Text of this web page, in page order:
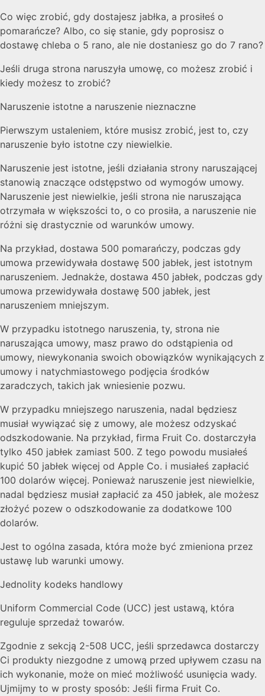
Co więc zrobić, gdy dostajesz jabłka, a prosiłeś o
pomarańcze? Albo, co się stanie, gdy poprosisz o
dostawę chleba o 5 rano, ale nie dostaniesz go do 7 rano?
Jeśli druga strona naruszyła umowę, co możesz zrobić i
kiedy możesz to zrobić?
Naruszenie istotne a naruszenie nieznaczne
Pierwszym ustaleniem, które musisz zrobić, jest to, czy
naruszenie było istotne czy niewielkie.
Naruszenie jest istotne, jeśli działania strony naruszającej
stanowią znaczące odstępstwo od wymogów umowy.
Naruszenie jest niewielkie, jeśli strona nie naruszająca
otrzymała w większości to, o co prosiła, a naruszenie nie
różni się drastycznie od warunków umowy.
Na przykład, dostawa 500 pomarańczy, podczas gdy
umowa przewidywała dostawę 500 jabłek, jest istotnym
naruszeniem. Jednakże, dostawa 450 jabłek, podczas gdy
umowa przewidywała dostawę 500 jabłek, jest
naruszeniem mniejszym.
W przypadku istotnego naruszenia, ty, strona nie
naruszająca umowy, masz prawo do odstąpienia od
umowy, niewykonania swoich obowiązków wynikających z
umowy i natychmiastowego podjęcia środków
zaradczych, takich jak wniesienie pozwu.
W przypadku mniejszego naruszenia, nadal będziesz
musiał wywiązać się z umowy, ale możesz odzyskać
odszkodowanie. Na przykład, firma Fruit Co. dostarczyła
tylko 450 jabłek zamiast 500. Z tego powodu musiałeś
kupić 50 jabłek więcej od Apple Co. i musiałeś zapłacić
100 dolarów więcej. Ponieważ naruszenie jest niewielkie,
nadal będziesz musiał zapłacić za 450 jabłek, ale możesz
złożyć pozew o odszkodowanie za dodatkowe 100
dolarów.
Jest to ogólna zasada, która może być zmieniona przez
ustawę lub warunki umowy.
Jednolity kodeks handlowy
Uniform Commercial Code (UCC) jest ustawą, która
reguluje sprzedaż towarów.
Zgodnie z sekcją 2-508 UCC, jeśli sprzedawca dostarczy
Ci produkty niezgodne z umową przed upływem czasu na
ich wykonanie, może on mieć możliwość usunięcia wady.
Ujmijmy to w prosty sposób: Jeśli firma Fruit Co.